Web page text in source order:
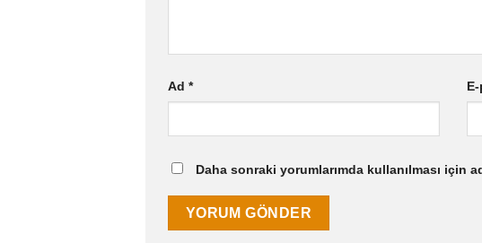
Ad *
Daha sonraki yorumlarımda kullanılması için